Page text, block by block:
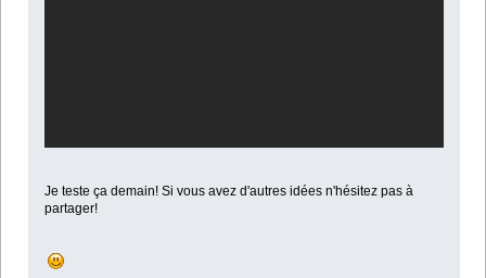
Je teste ça demain! Si vous avez d'autres idées n'hésitez pas à
partager!